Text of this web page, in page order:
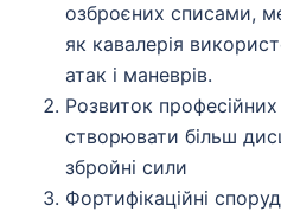
озброєних списами,
як кавалерія
атак і маневрів.
Розвиток
створювати більш
збройні сили
Фортифікаційні